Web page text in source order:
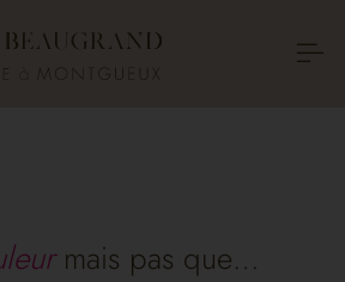
mais pas que…